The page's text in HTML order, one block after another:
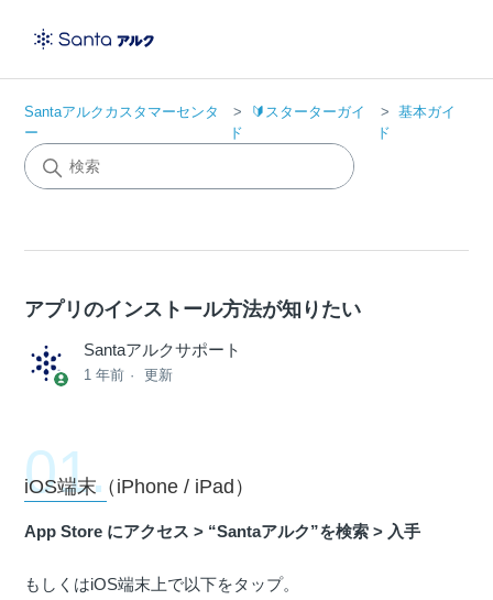
Santaアルクカスタマーセンタ
ー
🔰スターターガイ
ド
基本ガイ
ド
アプリのインストール方法が知りたい
Santaアルクサポート
1 年前 更新
iOS端末（iPhone / iPad）
App Store にアクセス > “Santaアルク”を検索 > 入手
もしくはiOS端末上で以下をタップ。